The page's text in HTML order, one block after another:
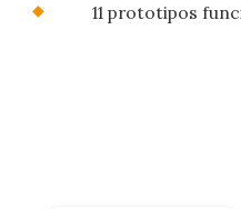
11 prototipos